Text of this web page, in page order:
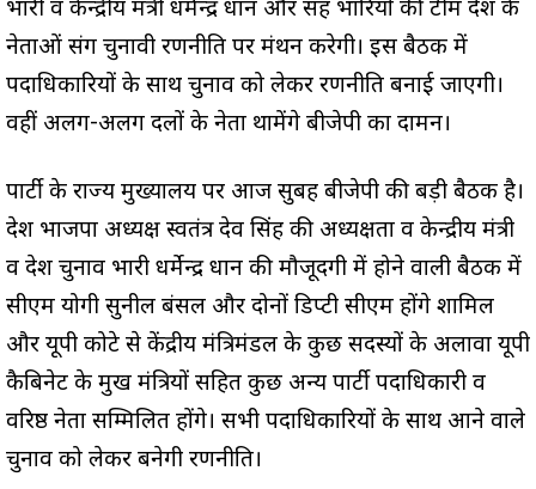
प्रभारी व केन्द्रीय मंत्री धर्मेन्द्र प्रधान और सह प्रभारियों की टीम प्रदेश के
नेताओं संग चुनावी रणनीति पर मंथन करेगी। इस बैठक में
पदाधिकारियों के साथ चुनाव को लेकर रणनीति बनाई जाएगी।
वहीं अलग-अलग दलों के नेता थामेंगे बीजेपी का दामन।
पार्टी के राज्य मुख्यालय पर आज सुबह बीजेपी की बड़ी बैठक है।
प्रदेश भाजपा अध्यक्ष स्वतंत्र देव सिंह की अध्यक्षता व केन्द्रीय मंत्री
व प्रदेश चुनाव प्रभारी धर्मेन्द्र प्रधान की मौजूदगी में होने वाली बैठक में
सीएम योगी सुनील बंसल और दोनों डिप्टी सीएम होंगे शामिल
और यूपी कोटे से केंद्रीय मंत्रिमंडल के कुछ सदस्यों के अलावा यूपी
कैबिनेट के प्रमुख मंत्रियों सहित कुछ अन्य पार्टी पदाधिकारी व
वरिष्ठ नेता सम्मिलित होंगे। सभी पदाधिकारियों के साथ आने वाले
चुनाव को लेकर बनेगी रणनीति।